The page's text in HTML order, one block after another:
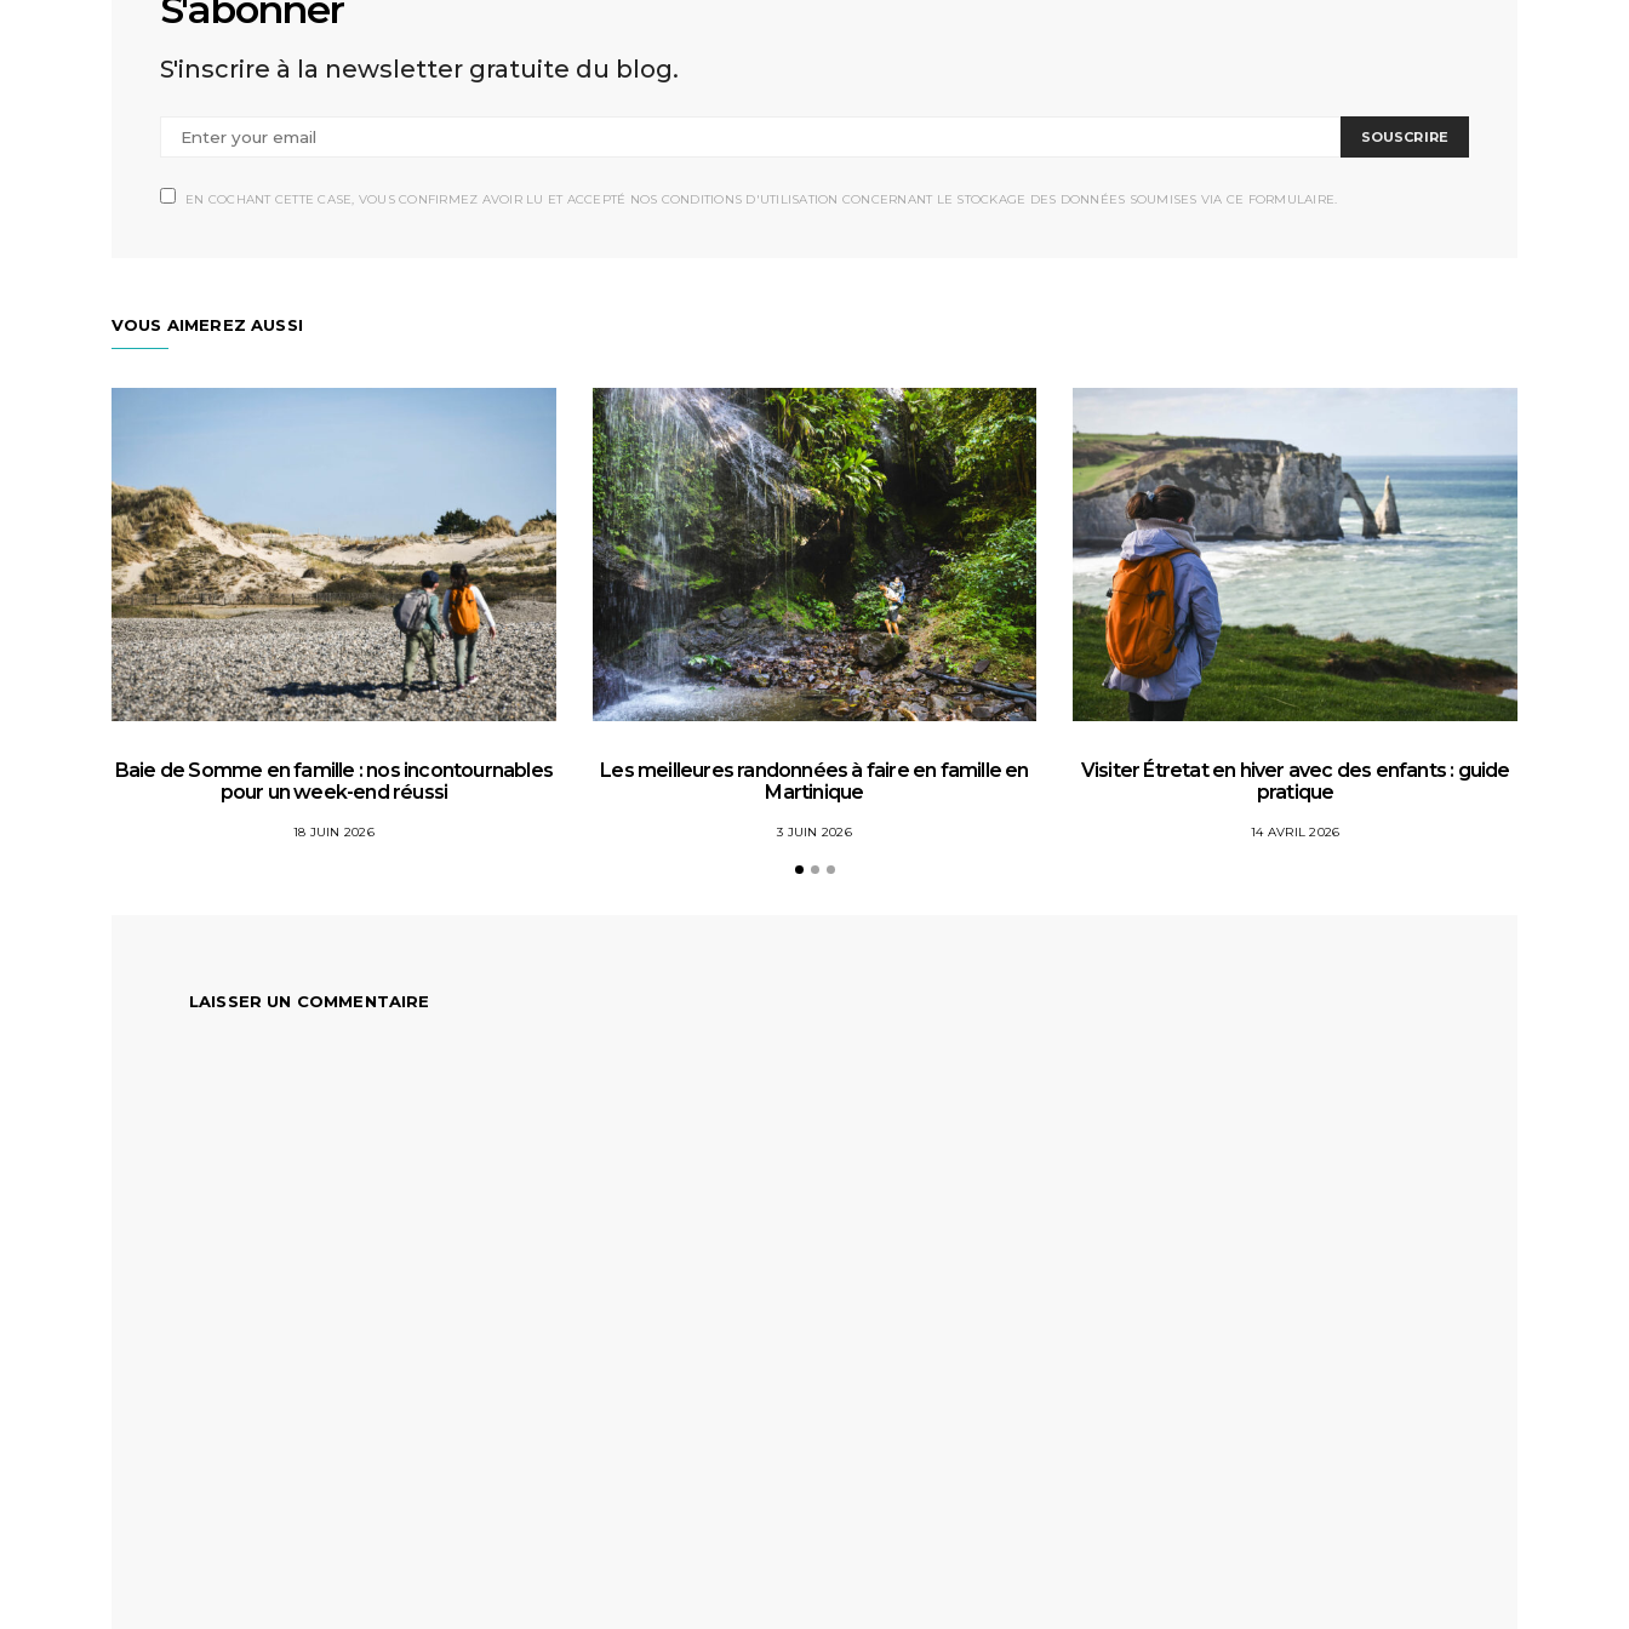
S'inscrire à la newsletter gratuite du blog.
SOUSCRIRE
EN COCHANT CETTE CASE, VOUS CONFIRMEZ AVOIR LU ET ACCEPTÉ NOS CONDITIONS D'UTILISATION CONCERNANT LE STOCKAGE DES DONNÉES SOUMISES VIA CE FORMULAIRE.
VOUS AIMEREZ AUSSI
Baie de Somme en famille : nos incontournables
pour un week-end réussi
18 JUIN 2026
Les meilleures randonnées à faire en famille en
Martinique
3 JUIN 2026
Visiter Étretat en hiver avec des enfants : guide
pratique
14 AVRIL 2026
LAISSER UN COMMENTAIRE